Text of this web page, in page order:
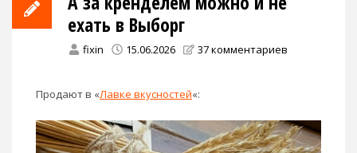
ехать в Выборг
fixin 15.06.2026 37 комментариев
Продают в «Лавке вкусностей«: